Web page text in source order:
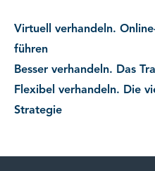
Virtuell verhandeln.
führen
Besser verhandeln. Das
Flexibel verhandeln. Die
Strategie